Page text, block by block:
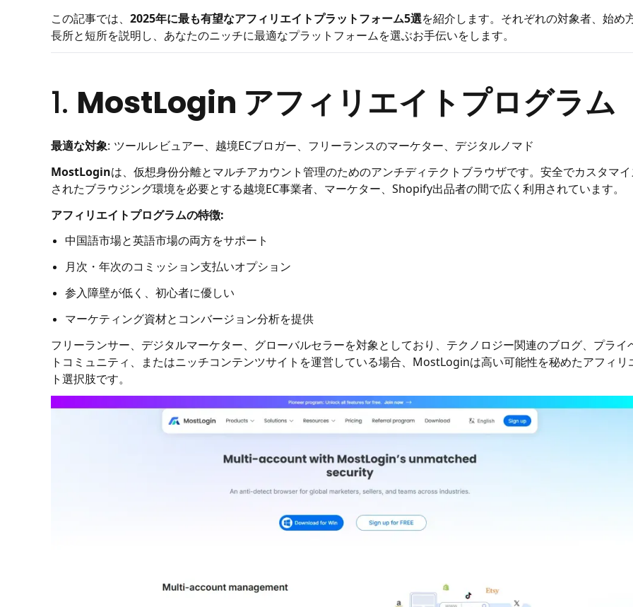
この記事では、 2025年に最も有望なアフィリエイトプラットフォーム5選を紹介します。それぞれの対象者、始め
長所と短所を説明し、あなたのニッチに最適なプラットフォームを選ぶお手伝いをします。
1. MostLogin アフィリエイトプログラム
最適な対象: ツールレビュアー、越境ECブロガー、フリーランスのマーケター、デジタルノマド
MostLoginは、仮想身份分離とマルチアカウント管理のためのアンチディテクトブラウザです。安全でカスタマ
されたブラウジング環境を必要とする越境EC事業者、マーケター、Shopify出品者の間で広く利用されています。
アフィリエイトプログラムの特徴:
中国語市場と英語市場の両方をサポート
月次・年次のコミッション支払いオプション
参入障壁が低く、初心者に優しい
マーケティング資材とコンバージョン分析を提供
フリーランサー、デジタルマーケター、グローバルセラーを対象としており、テクノロジー関連のブログ、プライ
トコミュニティ、またはニッチコンテンツサイトを運営している場合、MostLoginは高い可能性を秘めたアフィリ
ト選択肢です。